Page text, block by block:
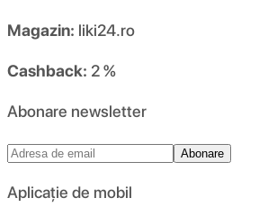
Magazin: liki24.ro
Cashback: 2 %
Abonare newsletter
Abonare
Aplicație de mobil